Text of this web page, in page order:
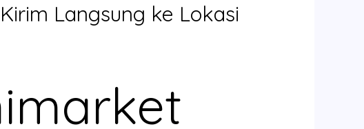
Langsung ke Lokasi